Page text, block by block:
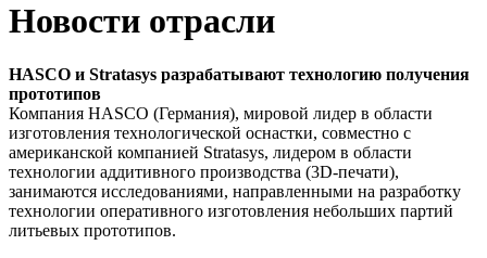
Новости отрасли
HASCO и Stratasys разрабатывают технологию получения
прототипов
Компания HASCO (Германия), мировой лидер в области
изготовления технологической оснастки, совместно с
американской компанией Stratasys, лидером в области
технологии аддитивного производства (3D-печати),
занимаются исследованиями, направленными на разработку
технологии оперативного изготовления небольших партий
литьевых прототипов.